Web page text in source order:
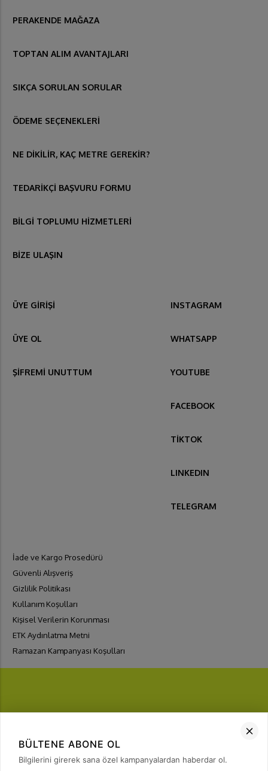
PERAKENDE MAĞAZA
TOPTAN ALIM AVANTAJLARI
SIKÇA SORULAN SORULAR
ÖDEME SEÇENEKLERİ
NE DİKİLİR, KAÇ METRE GEREKİR?
TEDARİKÇİ BAŞVURU FORMU
BİLGİ TOPLUMU HİZMETLERİ
BİZE ULAŞIN
ÜYE GİRİŞİ
ÜYE OL
ŞİFREMİ UNUTTUM
INSTAGRAM
WHATSAPP
YOUTUBE
FACEBOOK
TİKTOK
LINKEDIN
TELEGRAM
İade ve Kargo Prosedürü
Güvenli Alışveriş
Gizlilik Politikası
Kullanım Koşulları
Kişisel Verilerin Korunması
ETK Aydınlatma Metni
Ramazan Kampanyası Koşulları
FIRSATLARI YAKALA
Bülten Üyeliği
BÜLTENE ABONE OL
Bilgilerini girerek sana özel kampanyalardan haberdar ol.